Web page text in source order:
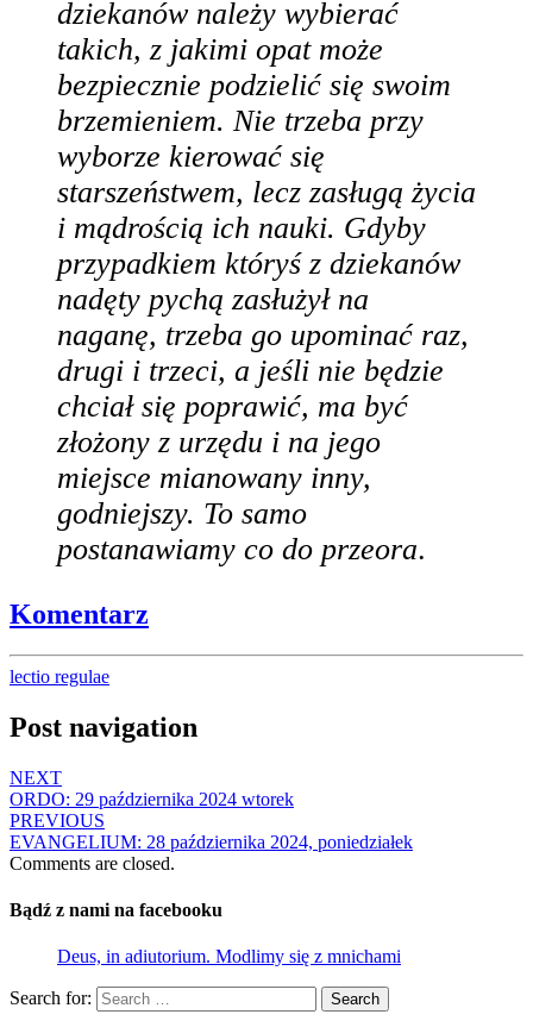
dziekanów należy wybierać
takich, z jakimi opat może
bezpiecznie podzielić się swoim
brzemieniem. Nie trzeba przy
wyborze kierować się
starszeństwem, lecz zasługą życia
i mądrością ich nauki. Gdyby
przypadkiem któryś z dziekanów
nadęty pychą zasłużył na
naganę, trzeba go upominać raz,
drugi i trzeci, a jeśli nie będzie
chciał się poprawić, ma być
złożony z urzędu i na jego
miejsce mianowany inny,
godniejszy. To samo
postanawiamy co do przeora.
Komentarz
lectio regulae
Post navigation
NEXT
ORDO: 29 października 2024 wtorek
PREVIOUS
EVANGELIUM: 28 października 2024, poniedziałek
Comments are closed.
Bądź z nami na facebooku
Deus, in adiutorium. Modlimy się z mnichami
Search for: Search